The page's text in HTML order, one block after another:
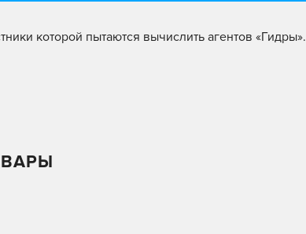
которой пытаются вычислить агентов «Гидры».